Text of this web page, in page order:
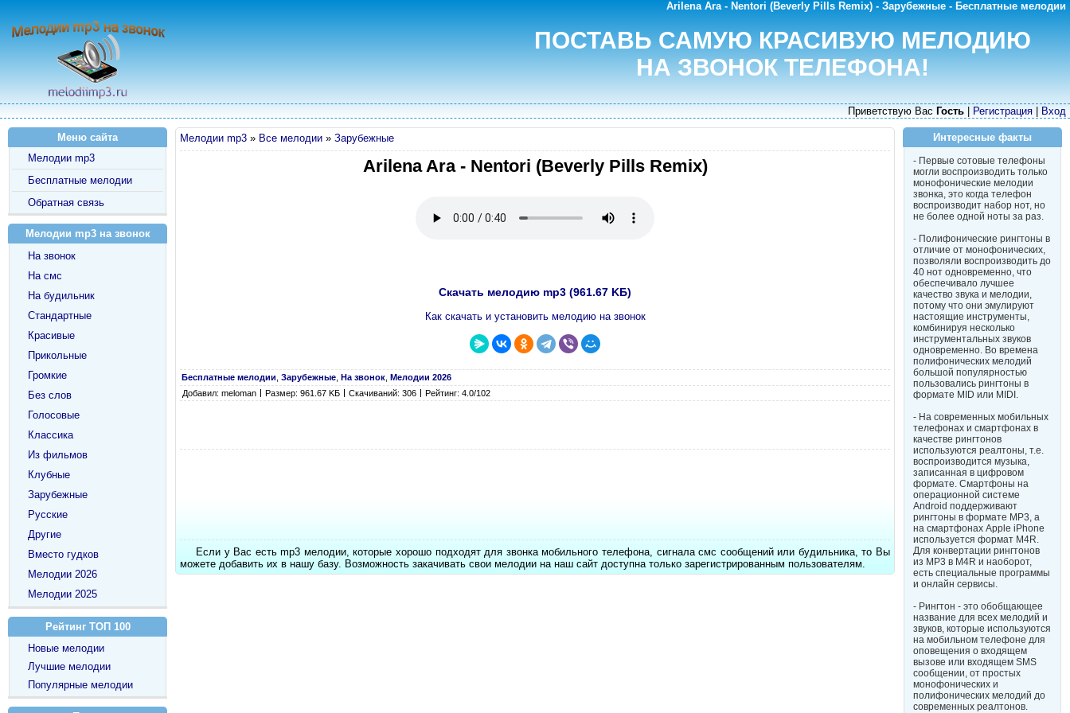
Arilena Ara - Nentori (Beverly Pills Remix) - Зарубежные - Бесплатные мелодии
ПОСТАВЬ САМУЮ КРАСИВУЮ МЕЛОДИЮ
НА ЗВОНОК ТЕЛЕФОНА!
Приветствую Вас Гость Регистрация Вход
Мелодии mp3 » Все мелодии » Зарубежные
Arilena Ara - Nentori (Beverly Pills Remix)
Скачать мелодию mp3 (961.67 KБ)
Как скачать и установить мелодию на звонок
Бесплатные мелодии Зарубежные На звонок Мелодии 2026
Добавил: meloman
Размер: 961.67 KБ Скачиваний: 306 Рейтинг: 4.0/102
Если у Вас есть mp3 мелодии, которые хорошо подходят для звонка мобильного телефона, сигнала смс сообщений или будильника, то Вы
можете добавить их в нашу базу. Возможность закачивать свои мелодии на наш сайт доступна только зарегистрированным пользователям.
Меню сайта
Мелодии mp3
Бесплатные мелодии
Обратная связь
Мелодии mp3 на звонок
На звонок
На смс
На будильник
Стандартные
Красивые
Прикольные
Громкие
Без слов
Голосовые
Классика
Из фильмов
Клубные
Зарубежные
Русские
Другие
Вместо гудков
Мелодии 2026
Мелодии 2025
Рейтинг ТОП 100
Новые мелодии
Лучшие мелодии
Популярные мелодии
Интересные факты
- Первые сотовые телефоны
могли воспроизводить только
монофонические мелодии
звонка, это когда телефон
воспроизводит набор нот, но
не более одной ноты за раз.
- Полифонические рингтоны в
отличие от монофонических,
позволяли воспроизводить до
40 нот одновременно, что
обеспечивало лучшее
качество звука и мелодии,
потому что они эмулируют
настоящие инструменты,
комбинируя несколько
инструментальных звуков
одновременно. Во времена
полифонических мелодий
большой популярностью
пользовались рингтоны в
формате MID или MIDI.
- На современных мобильных
телефонах и смартфонах в
качестве рингтонов
используются реалтоны, т.е.
воспроизводится музыка,
записанная в цифровом
формате. Смартфоны на
операционной системе
Android поддерживают
рингтоны в формате MP3, а
на смартфонах Apple iPhone
используется формат M4R.
Для конвертации рингтонов
из MP3 в M4R и наоборот,
есть специальные программы
и онлайн сервисы.
- Рингтон - это обобщающее
название для всех мелодий и
звуков, которые используются
на мобильном телефоне для
оповещения о входящем
вызове или входящем SMS
сообщении, от простых
монофонических и
полифонических мелодий до
современных реалтонов.